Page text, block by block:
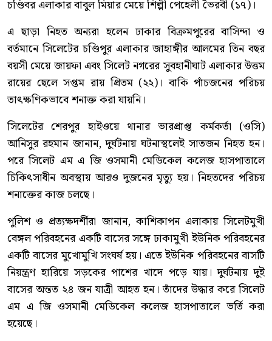
চণ্ডিবর এলাকার বাবুল মিয়ার মেয়ে শিল্পী পেহেলী ভৈরবী (১৭)।
এ ছাড়া নিহত অন্যরা হলেন ঢাকার বিক্রমপুরের বাসিন্দা ও
বর্তমানে সিলেটের চণ্ডিপুর এলাকার জাহাঙ্গীর আলমের তিন বছর
বয়সী মেয়ে জায়ফা এবং সিলেট নগরের সুবহানীঘাট এলাকার উত্তম
রায়ের ছেলে সপ্তম রায় প্রিতম (২২)। বাকি পাঁচজনের পরিচয়
তাৎক্ষণিকভাবে শনাক্ত করা যায়নি।
সিলেটের শেরপুর হাইওয়ে থানার ভারপ্রাপ্ত কর্মকর্তা (ওসি)
আনিসুর রহমান জানান, দুর্ঘটনায় ঘটনাস্থলেই সাতজন নিহত হন।
পরে সিলেট এম এ জি ওসমানী মেডিকেল কলেজ হাসপাতালে
চিকিৎসাধীন অবস্থায় আরও দুজনের মৃত্যু হয়। নিহতদের পরিচয়
শনাক্তের কাজ চলছে।
পুলিশ ও প্রত্যক্ষদর্শীরা জানান, কাশিকাপন এলাকায় সিলেটমুখী
বেঙ্গল পরিবহনের একটি বাসের সঙ্গে ঢাকামুখী ইউনিক পরিবহনের
একটি বাসের মুখোমুখি সংঘর্ষ হয়। এতে ইউনিক পরিবহনের বাসটি
নিয়ন্ত্রণ হারিয়ে সড়কের পাশের খাদে পড়ে যায়। দুর্ঘটনায় দুই
বাসের অন্তত ২৪ জন যাত্রী আহত হন। তাঁদের উদ্ধার করে সিলেট
এম এ জি ওসমানী মেডিকেল কলেজ হাসপাতালে ভর্তি করা
হয়েছে।